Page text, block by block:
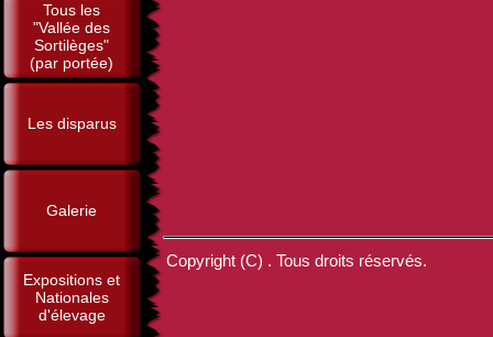
Tous les
"Vallée des
Sortilèges"
(par portée)
Les disparus
Galerie
Expositions et
Nationales
d'élevage
Copyright (C) . Tous droits réservés.